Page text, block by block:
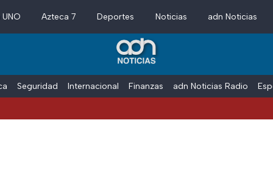
Azteca 7 Deportes Noticias adn Noticias
Seguridad Internacional Finanzas adn Noticias Radio